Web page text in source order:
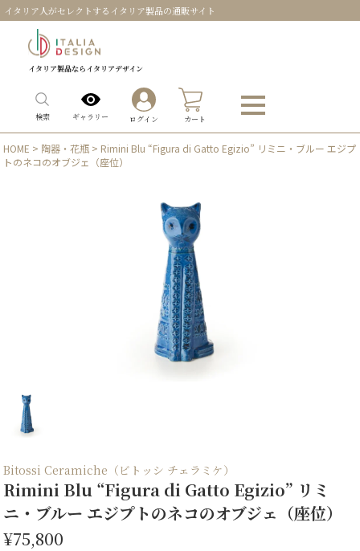
イタリア人がセレクトするイタリア製品の通販サイト
イタリア製品ならイタリアデザイン
検索 ギャラリー ログイン カート
HOME > 陶器・花瓶 > Rimini Blu “Figura di Gatto Egizio” リミニ・ブルー エジプ
トのネコのオブジェ（座位）
Bitossi Ceramiche（ビトッシ チェラミケ）
Rimini Blu “Figura di Gatto Egizio” リミ
ニ・ブルー エジプトのネコのオブジェ（座位）
¥75,800